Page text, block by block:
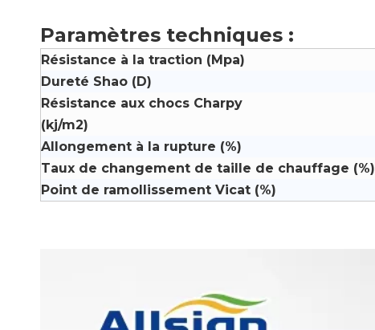
Paramètres techniques :
Résistance à la traction (Mpa)
Dureté Shao (D)
Résistance aux chocs Charpy
(kj/m2)
Allongement à la rupture (%)
Taux de changement de taille de chauffage (%)
Point de ramollissement Vicat (%)